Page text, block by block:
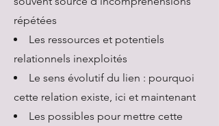
répétées
Les ressources et potentiels
relationnels inexploités
Le sens évolutif du lien : pourquoi
cette relation existe, ici et maintenant
Les possibles pour mettre cette